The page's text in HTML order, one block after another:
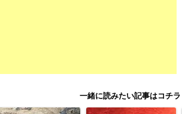
一緒に読みたい記事はコチラ